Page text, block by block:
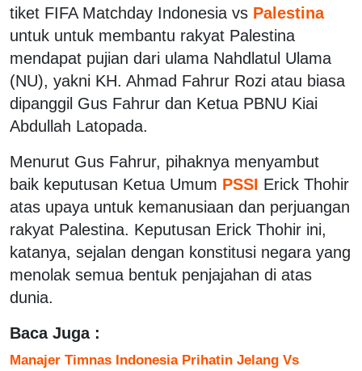
tiket FIFA Matchday Indonesia vs Palestina
untuk untuk membantu rakyat Palestina
mendapat pujian dari ulama Nahdlatul Ulama
(NU), yakni KH. Ahmad Fahrur Rozi atau biasa
dipanggil Gus Fahrur dan Ketua PBNU Kiai
Abdullah Latopada.
Menurut Gus Fahrur, pihaknya menyambut
baik keputusan Ketua Umum PSSI Erick Thohir
atas upaya untuk kemanusiaan dan perjuangan
rakyat Palestina. Keputusan Erick Thohir ini,
katanya, sejalan dengan konstitusi negara yang
menolak semua bentuk penjajahan di atas
dunia.
Baca Juga :
Manajer Timnas Indonesia Prihatin Jelang Vs